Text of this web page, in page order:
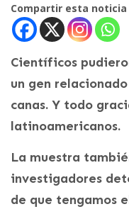
Compartir esta noticia
Científicos
un gen
canas. Y todo
latinoamericanos.
La muestra
investigadores
de que tengamos